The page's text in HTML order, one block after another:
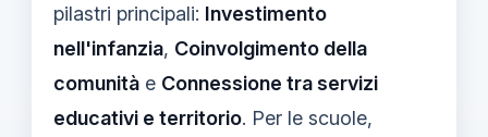
pilastri principali: Investimento
nell'infanzia, Coinvolgimento della
comunità e Connessione tra servizi
educativi e territorio. Per le scuole,